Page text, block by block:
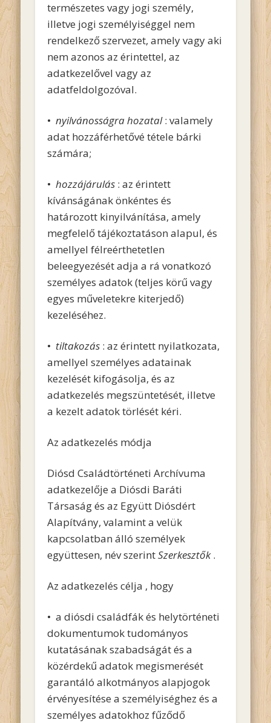
természetes vagy jogi személy,
illetve jogi személyiséggel nem
rendelkező szervezet, amely vagy aki
nem azonos az érintettel, az
adatkezelővel vagy az
adatfeldolgozóval.
•nyilvánosságra hozatal: valamely
adat hozzáférhetővé tétele bárki
számára;
•hozzájárulás : az érintett
kívánságának önkéntes és
határozott kinyilvánítása, amely
megfelelő tájékoztatáson alapul, és
amellyel félreérthetetlen
beleegyezését adja a rá vonatkozó
személyes adatok (teljes körű vagy
egyes műveletekre kiterjedő)
kezeléséhez.
• tiltakozás : az érintett nyilatkozata,
amellyel személyes adatainak
kezelését kifogásolja, és az
adatkezelés megszüntetését, illetve
a kezelt adatok törlését kéri.
Az adatkezelés módja
Diósd Családtörténeti Archívuma
adatkezelője a Diósdi Baráti
Társaság és az Együtt Diósdért
Alapítvány, valamint a velük
kapcsolatban álló személyek
együttesen, név szerintSzerkesztők.
Az adatkezelés célja , hogy
• a diósdi családfák és helytörténeti
dokumentumok tudományos
kutatásának szabadságát és a
közérdekű adatok megismerését
garantáló alkotmányos alapjogok
érvényesítése a személyiséghez és a
személyes adatokhoz fűződő